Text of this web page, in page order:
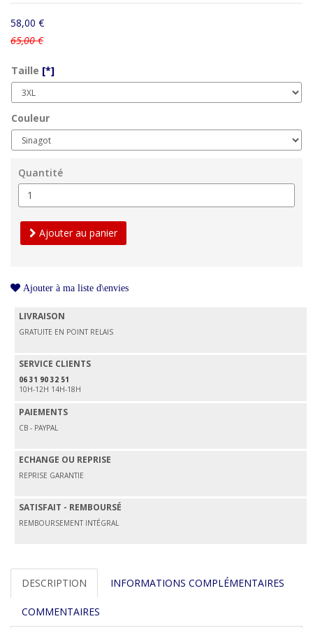
58,00 €
65,00 €
Taille [*]
Couleur
Quantité
Ajouter au panier
Ajouter à ma liste d\envies
LIVRAISON
GRATUITE EN POINT RELAIS
SERVICE CLIENTS
06 31 90 32 51
10H-12H 14H-18H
PAIEMENTS
CB - PAYPAL
ECHANGE OU REPRISE
REPRISE GARANTIE
SATISFAIT - REMBOURSÉ
REMBOURSEMENT INTÉGRAL
DESCRIPTION INFORMATIONS COMPLÉMENTAIRES
COMMENTAIRES